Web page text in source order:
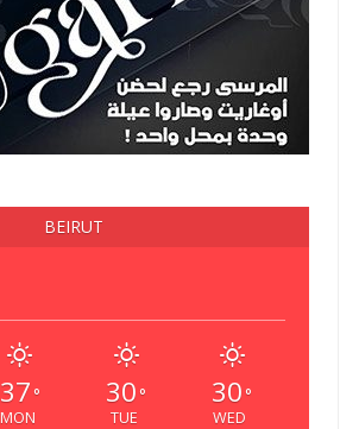
BEIRUT
37 °
MON
30 °
TUE
30 °
WED